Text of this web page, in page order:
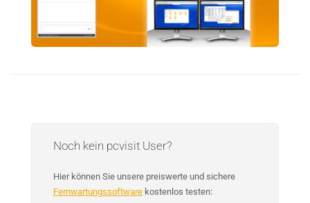
Noch kein pcvisit User?
Hier können Sie unsere preiswerte und sichere
Fernwartungssoftwarekostenlos testen: